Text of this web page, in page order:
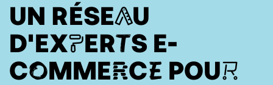
UN RÉSEAU
D'EXPERTS E-
COMMERCE POUR